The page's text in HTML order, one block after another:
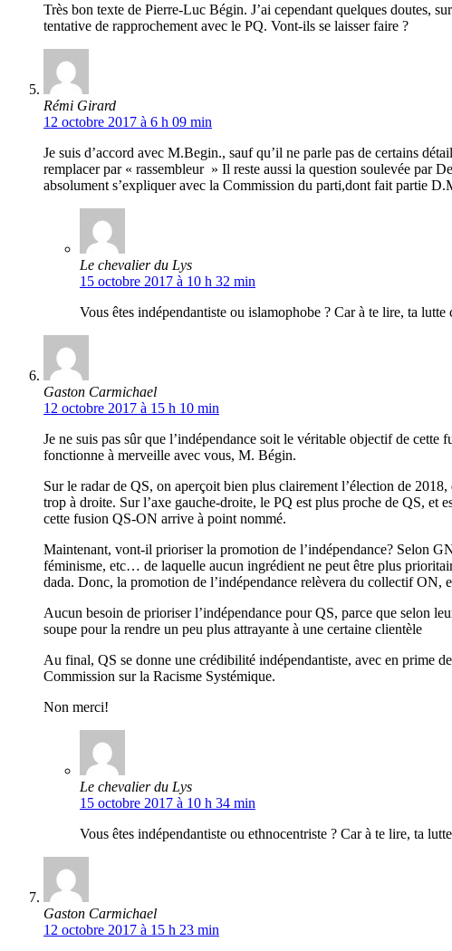
Très bon texte de Pierre-Luc Bégin. J’ai cependant quelques doutes,
tentative de rapprochement avec le PQ. Vont-ils se laisser faire ?
Rémi Girard
12 octobre 2017 à 6 h 09 min
Je suis d’accord avec M.Begin., sauf qu’il ne parle pas de certains
remplacer par « rassembleur » Il reste aussi la question soulevée par
absolument s’expliquer avec la Commission du parti,dont fait partie
Le chevalier du Lys
15 octobre 2017 à 10 h 32 min
Vous êtes indépendantiste ou islamophobe ? Car à te lire, ta
Gaston Carmichael
12 octobre 2017 à 15 h 10 min
Je ne suis pas sûr que l’indépendance soit le véritable objectif de
fonctionne à merveille avec vous, M. Bégin.
Sur le radar de QS, on aperçoit bien plus clairement l’élection de
trop à droite. Sur l’axe gauche-droite, le PQ est plus proche de QS,
cette fusion QS-ON arrive à point nommé.
Maintenant, vont-il prioriser la promotion de l’indépendance? Selon
féminisme, etc… de laquelle aucun ingrédient ne peut être plus
dada. Donc, la promotion de l’indépendance relèvera du collectif ON,
Aucun besoin de prioriser l’indépendance pour QS, parce que selon
soupe pour la rendre un peu plus attrayante à une certaine clientèle
Au final, QS se donne une crédibilité indépendantiste, avec en prime
Commission sur la Racisme Systémique.
Non merci!
Le chevalier du Lys
15 octobre 2017 à 10 h 34 min
Vous êtes indépendantiste ou ethnocentriste ? Car à te lire, ta
Gaston Carmichael
12 octobre 2017 à 15 h 23 min